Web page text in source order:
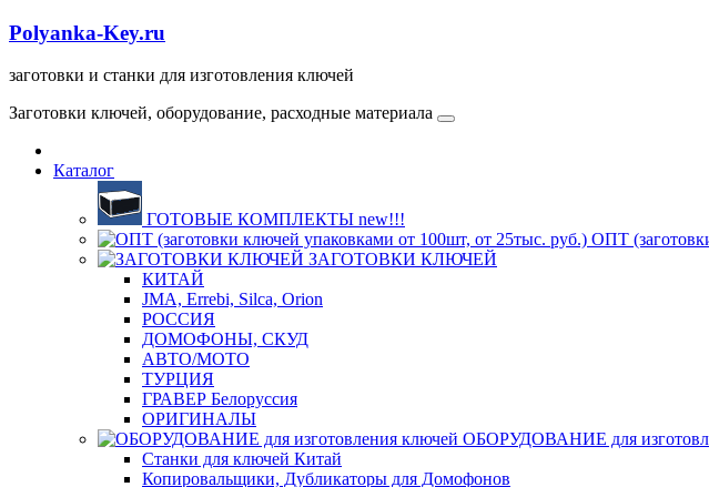
Polyanka-Key.ru
заготовки и станки для изготовления ключей
Заготовки ключей, оборудование, расходные материала
Каталог
ГОТОВЫЕ КОМПЛЕКТЫ new!!!
ОПТ
ЗАГОТОВКИ КЛЮЧЕЙ
КИТАЙ
JMA, Errebi, Silca, Orion
РОССИЯ
ДОМОФОНЫ, СКУД
ABTO/МОТО
ТУРЦИЯ
ГРАВЕР Белоруссия
ОРИГИНАЛЫ
ОБОРУДОВАНИЕ для
Станки для ключей Китай
Копировальщики, Дубликаторы для Домофонов